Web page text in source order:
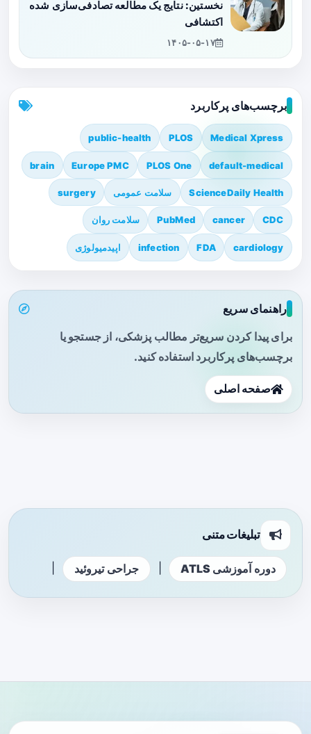
نخستین: نتایج یک مطالعه تصادفی‌سازی شده
اکتشافی
۱۴۰۵-۰۵-۱۷
برچسب‌های پرکاربرد
Medical Xpress
PLOS
public-health
default-medical
PLOS One
Europe PMC
brain
ScienceDaily Health سلامت عمومی surgery
CDC
cancer
PubMed سلامت روان
cardiology
FDA
infection اپیدمیولوژی
راهنمای سریع
برای پیدا کردن سریع‌تر مطالب پزشکی، از جستجو یا
برچسب‌های پرکاربرد استفاده کنید.
صفحه اصلی
تبلیغات متنی
دوره آموزشی ATLS جراحی تیروئید